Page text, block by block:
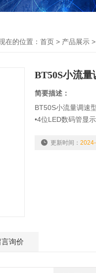
在的位置： 首页 > 产品展示
BT50S小流
简要描述：
BT50S小流量调速
•4位LED数码管显
•LED指示灯显示
更新时间：
言询价